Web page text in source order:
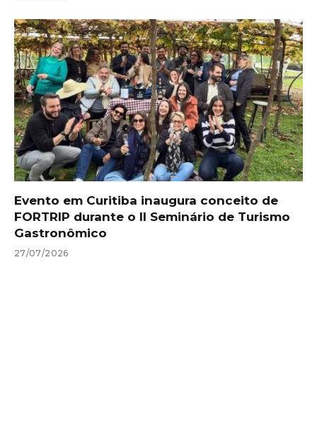
Evento em Curitiba inaugura conceito de
FORTRIP durante o II Seminário de Turismo
Gastronômico
27/07/2026